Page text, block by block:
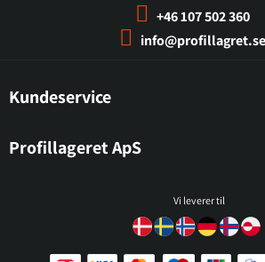
+46 107 502 360
info@profillagret.se
Kundeservice
Profillageret ApS
Vi leverer til